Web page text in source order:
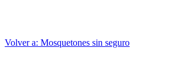
Volver a: Mosquetones sin seguro